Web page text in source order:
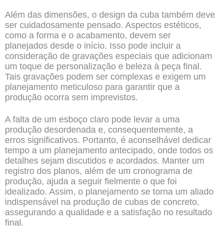
Além das dimensões, o design da cuba também deve
ser cuidadosamente pensado. Aspectos estéticos,
como a forma e o acabamento, devem ser
planejados desde o início. Isso pode incluir a
consideração de gravações especiais que adicionam
um toque de personalização e beleza à peça final.
Tais gravações podem ser complexas e exigem um
planejamento meticuloso para garantir que a
produção ocorra sem imprevistos.
A falta de um esboço claro pode levar a uma
produção desordenada e, consequentemente, a
erros significativos. Portanto, é aconselhável dedicar
tempo a um planejamento antecipado, onde todos os
detalhes sejam discutidos e acordados. Manter um
registro dos planos, além de um cronograma de
produção, ajuda a seguir fielmente o que foi
idealizado. Assim, o planejamento se torna um aliado
indispensável na produção de cubas de concreto,
assegurando a qualidade e a satisfação no resultado
final.